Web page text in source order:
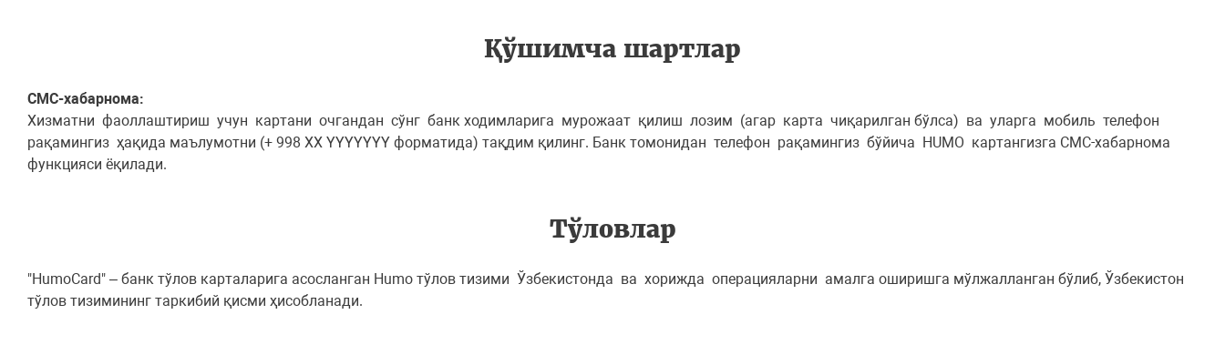
Қўшимча шартлар
СМС-хабарнома:
Хизматни фаоллаштириш учун картани очгандан сўнг банк ходимларига мурожаат қилиш лозим (агар карта чиқарилган бўлса) ва уларга мобиль телефон
рақамингиз ҳақида маълумотни (+ 998 XX YYYYYYY форматида) тақдим қилинг. Банк томонидан телефон рақамингиз бўйича HUMO картангизга СМС-хабарнома
функцияси ёқилади.
Тўловлар
"HumoCard" – банк тўлов карталарига асосланган Humo тўлов тизими Ўзбекистонда ва хорижда операцияларни амалга оширишга мўлжалланган бўлиб, Ўзбекистон
тўлов тизимининг таркибий қисми ҳисобланади.